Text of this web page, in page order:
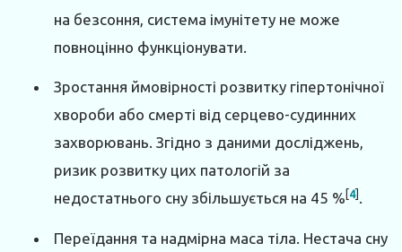
на безсоння, система імунітету не може
повноцінно функціонувати.
Зростання ймовірності розвитку гіпертонічної
хвороби або смерті від серцево-судинних
захворювань. Згідно з даними досліджень,
ризик розвитку цих патологій за
недостатнього сну збільшується на 45 % [4] .
Переїдання та надмірна маса тіла. Нестача сну